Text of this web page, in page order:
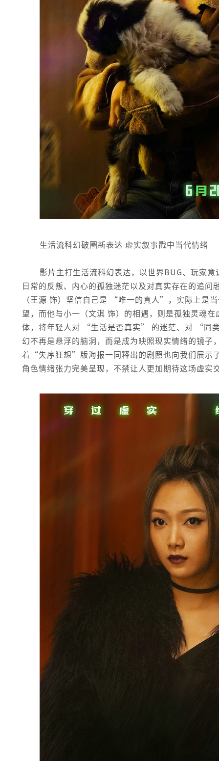
生活流科幻破圈新表达 虚实叙事戳中当代情绪
影片主打生活流科幻表达，以世界BUG、玩家
日常的反叛、内心的孤独迷茫以及对真实存在的追
（王源 饰）坚信自己是 “唯一的真人”，实际上是
望，而他与小一（文淇 饰）的相遇，则是孤独灵魂
体，将年轻人对 “生活是否真实” 的迷茫、对 “同
幻不再是悬浮的脑洞，而是成为映照现实情绪的镜
着“失序狂想”版海报一同释出的剧照也向我们展示
角色情绪张力完美呈现，不禁让人更加期待这场虚实